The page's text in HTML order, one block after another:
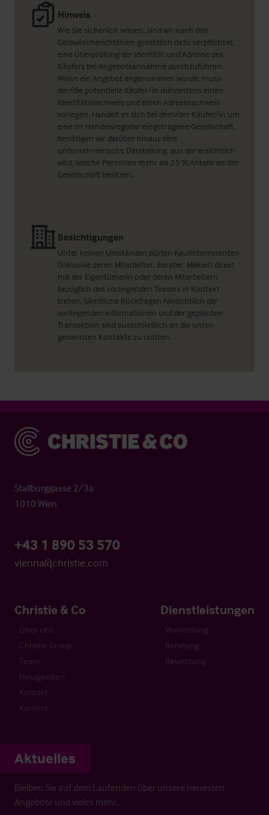
Hinweis
Wie Sie sicherlich wissen, sind wir nach den
Geldwäscherichtlinien gesetzlich dazu verpflichtet,
eine Überprüfung der Identität und Adresse des
Käufers bei Angebotsannahme durchzuführen.
Wenn ein Angebot angenommen wurde, muss
der/die potentielle Käufer/in mindestens einen
Identitätsnachweis und einen Adressnachweis
vorlegen. Handelt es sich bei dem/der Käufer/in um
eine im Handelsregister eingetragene Gesellschaft,
benötigen wir darüber hinaus eine
unternehmerische Darstellung, aus der ersichtlich
wird, welche Personen mehr als 25 % Anteile an der
Gesellschaft besitzen.
Besichtigungen
Unter keinen Umständen dürfen Kaufinteressenten
(inklusive deren Mitarbeiter, Berater, Makler) direkt
mit der Eigentümerin oder deren Mitarbeitern
bezüglich des vorliegenden Teasers in Kontakt
treten. Sämtliche Rückfragen hinsichtlich der
vorliegenden Informationen und der geplanten
Transaktion sind ausschließlich an die unten
genannten Kontakte zu richten.
Christie & Co
Stallburggasse 2/3a
1010 Wien
+43 1 890 53 570
vienna@christie.com
Christie & Co
Über uns
Christie Group
Team
Neuigkeiten
Kontakt
Karriere
Dienstleistungen
Vermittlung
Beratung
Bewertung
Aktuelles
Bleiben Sie auf dem Laufenden über unsere neuesten
Angebote und vieles mehr…